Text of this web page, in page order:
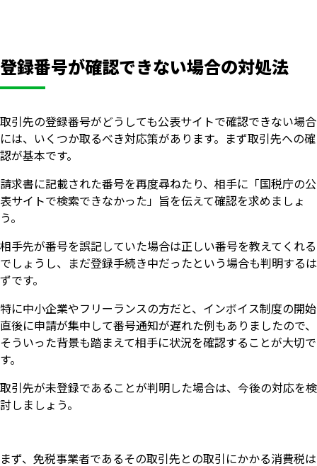
登録番号が確認できない場合の対処法
取引先の登録番号がどうしても公表サイトで確認できない場合
には、いくつか取るべき対応策があります。まず取引先への確
認が基本です。
請求書に記載された番号を再度尋ねたり、相手に「国税庁の公
表サイトで検索できなかった」旨を伝えて確認を求めましょ
う。
相手先が番号を誤記していた場合は正しい番号を教えてくれる
でしょうし、まだ登録手続き中だったという場合も判明するは
ずです。
特に中小企業やフリーランスの方だと、インボイス制度の開始
直後に申請が集中して番号通知が遅れた例もありましたので、
そういった背景も踏まえて相手に状況を確認することが大切で
す。
取引先が未登録であることが判明した場合は、今後の対応を検
討しましょう。
まず、免税事業者であるその取引先との取引にかかる消費税は